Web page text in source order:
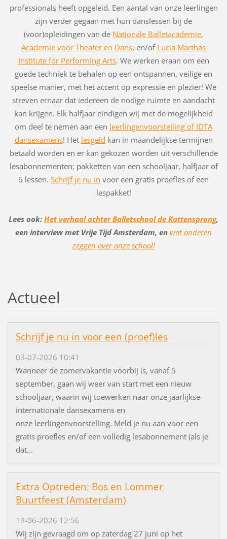
professionals heeft opgeleid. Een aantal van onze leerlingen
zijn verder gegaan met hun danslessen bij de
(voor)opleidingen van de Nationale Balletacademie,
Academie voor Theater en Dans, en/of Lucia Marthas
Institute for Performing Arts. We werken eraan om een
goede techniek te behalen op een ontspannen, veilige en
speelse manier, met het accent op expressie en plezier! We
streven ernaar dat iedereen de nodige ruimte en aandacht
kan krijgen. Elk halfjaar eindigen wij met de mogelijkheid
om deel te nemen aan een leerlingenvoorstelling of IDTA
dansexamens! Het lesgeld kan in maandelijkse termijnen
betaald worden en er kan gekozen worden uit verschillende
lesabonnementen; pakketten van een schooljaar, halfjaar of
6 lessen. Schrijf je nu in voor een gratis proefles of een
lespakket!
Lees ook: Het verhaal achter Balletschool de Kattensprong,
een interview met Vrije Tijd Amsterdam, en wat anderen
zeggen over onze school!
Actueel
Schrijf je nu in voor een (proef)les
03-07-2026 10:41
Wanneer de zomervakantie voorbij is, vanaf 5
september, gaan wij weer van start met een nieuw
schooljaar, waarin wij toewerken naar onze jaarlijkse
internationale dansexamens en
onze leerlingenvoorstelling. Meld je nu aan voor een
gratis proefles en/of een volledig lesabonnement (als je
dat...
Extra Optreden: Bos en Lommer
Buurtfeest (Amsterdam)
19-06-2026 12:56
Wij zijn gevraagd om op zaterdag 27 juni op het